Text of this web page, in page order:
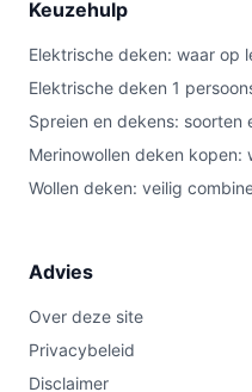
Keuzehulp
Elektrische deken: waar op
Elektrische deken 1
Spreien en dekens:
Merinowollen deken kopen:
Wollen deken: veilig
Advies
Over deze site
Privacybeleid
Disclaimer